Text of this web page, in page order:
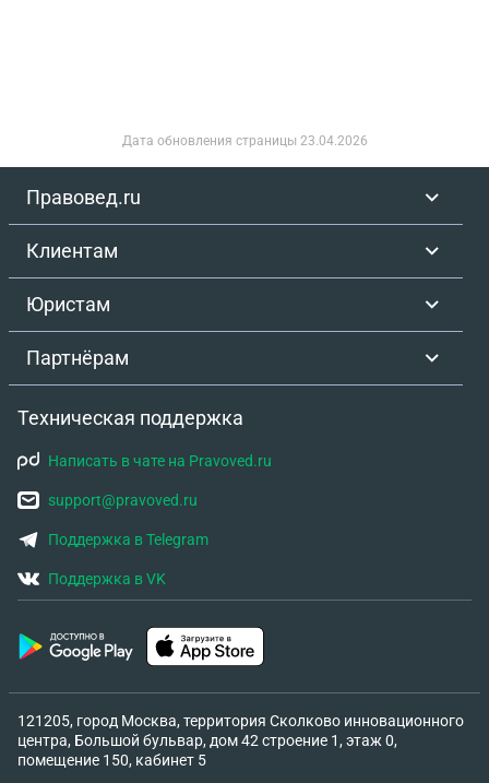
Дата обновления страницы 23.04.2026
Правовед.ru
Клиентам
Юристам
Партнёрам
Техническая поддержка
Написать в чате на Pravoved.ru
support@pravoved.ru
Поддержка в Telegram
Поддержка в VK
121205, город Москва, территория Сколково инновационного
центра, Большой бульвар, дом 42 строение 1, этаж 0,
помещение 150, кабинет 5